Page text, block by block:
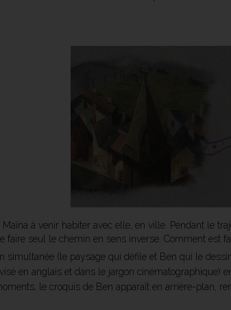
à venir habiter avec elle, en ville. Pendant le
faire seul le chemin en sens inverse. Comment est
simultanée (le paysage qui défile et Ben qui le
en anglais et dans le jargon
le croquis de Ben apparaît en arrière-plan,